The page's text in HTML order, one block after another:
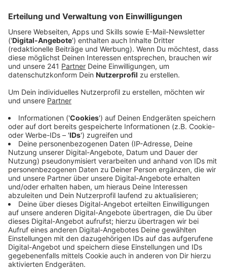
Brutplatz seit vielen Jahren etabliert
Anzeige
Am Bayer-Schornstein im Chempark Leverkusen
brüten derzeit erneut Wanderfalken. Das hat der NABU
Leverkusen auf Radio-Leverkusen-Anfrage bestätigt.
Die Brutstätte ist dort seit vielen Jahren bekannt.
Zusätzlich wurde am Schornstein ein künstlicher Horst
angebracht, um die Ansiedlung der Tiere zu
unterstützen.
Anzeige
Unproblematischer Standort und
Besonderheit für Leverkusen